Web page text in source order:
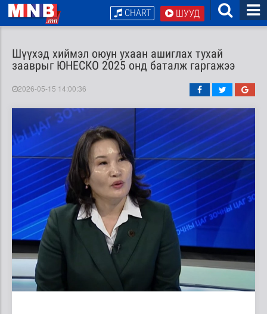
ШУУД
CHART
Шүүхэд хиймэл оюун ухаан ашиглах тухай
зааврыг ЮНЕСКО 2025 онд баталж гаргажээ
2026-05-15 14:00:36